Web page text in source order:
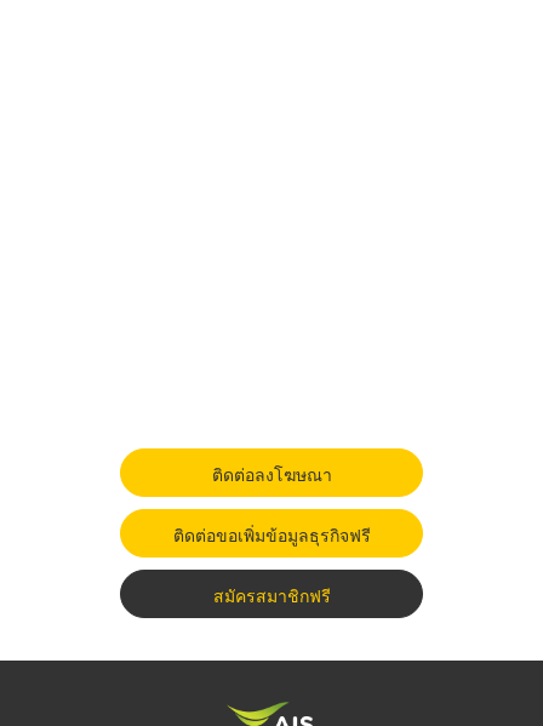
ติดต่อลงโฆษณา
ติดต่อขอเพิ่มข้อมูลธุรกิจฟรี
สมัครสมาชิกฟรี